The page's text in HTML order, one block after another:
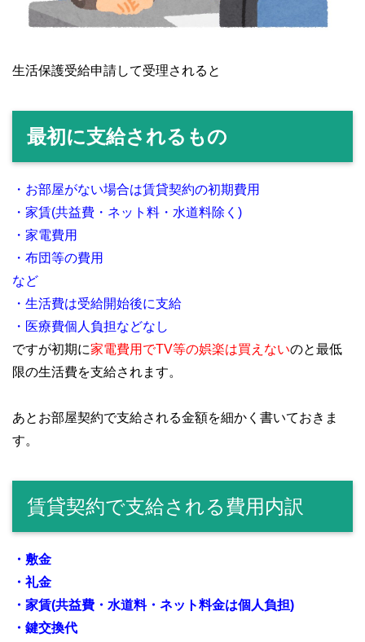
生活保護受給申請して受理されると
最初に支給されるもの
・お部屋がない場合は賃貸契約の初期費用
・家賃(共益費・ネット料・水道料除く)
・家電費用
・布団等の費用
など
・生活費は受給開始後に支給
・医療費個人負担などなし
ですが初期に家電費用でTV等の娯楽は買えないのと最低
限の生活費を支給されます。
あとお部屋契約で支給される金額を細かく書いておきま
す。
賃貸契約で支給される費用内訳
・敷金
・礼金
・家賃(共益費・水道料・ネット料金は個人負担)
・鍵交換代